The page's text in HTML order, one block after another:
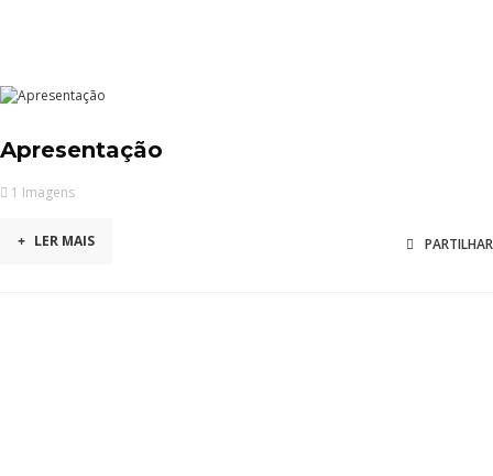
Apresentação
1 Imagens
+ LER MAIS PARTILHAR